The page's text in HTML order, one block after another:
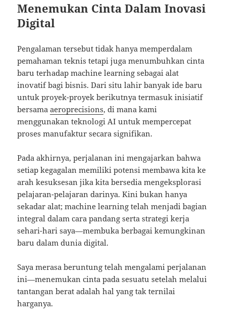
Menemukan Cinta Dalam Inovasi
Digital
Pengalaman tersebut tidak hanya memperdalam
pemahaman teknis tetapi juga menumbuhkan cinta
baru terhadap machine learning sebagai alat
inovatif bagi bisnis. Dari situ lahir banyak ide baru
untuk proyek-proyek berikutnya termasuk inisiatif
bersamaaeroprecisions, di mana kami
menggunakan teknologi AI untuk mempercepat
proses manufaktur secara signifikan.
Pada akhirnya, perjalanan ini mengajarkan bahwa
setiap kegagalan memiliki potensi membawa kita ke
arah kesuksesan jika kita bersedia mengeksplorasi
pelajaran-pelajaran darinya. Kini bukan hanya
sekadar alat; machine learning telah menjadi bagian
integral dalam cara pandang serta strategi kerja
sehari-hari saya—membuka berbagai kemungkinan
baru dalam dunia digital.
Saya merasa beruntung telah mengalami perjalanan
ini—menemukan cinta pada sesuatu setelah melalui
tantangan berat adalah hal yang tak ternilai
harganya.